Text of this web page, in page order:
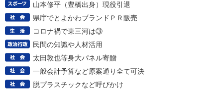
山本修平（豊橋出身）現役引退
県庁でとよかわブランドＰＲ販売
コロナ禍で東三河は③
民間の知識や人材活用
太田敦也等身大パネル寄贈
一般会計予算など原案通り全て可決
脱プラスチックなど呼びかけ